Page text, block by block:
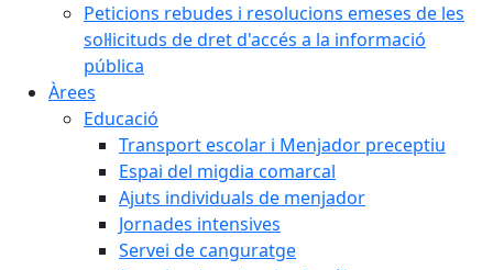
Peticions rebudes i resolucions emeses de les
sol·licituds de dret d'accés a la informació
pública
Àrees
Educació
Transport escolar i Menjador preceptiu
Espai del migdia comarcal
Ajuts individuals de menjador
Jornades intensives
Servei de canguratge